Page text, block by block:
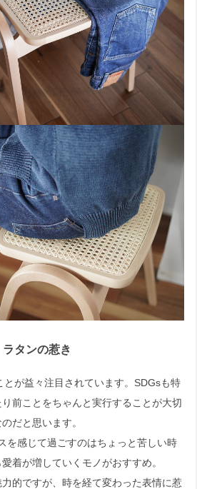
ラタンの惹き
とが益々注目されています。SDGsも特
前ことをちゃんと実行することが大切
のだと思います。
を感じて過ごすのはちょっと苦しい時
着が増していくモノがおすすめ。
的ですが、時を経て変わった表情に惹